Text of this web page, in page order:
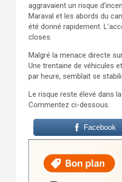
aggravaient un risque
Maraval et les abords du
été donné rapidement.
closes.
Malgré la menace directe
Une trentaine de véhicules
par heure, semblait se
Le risque reste élevé dans
Commentez ci-dessous.
Facebook